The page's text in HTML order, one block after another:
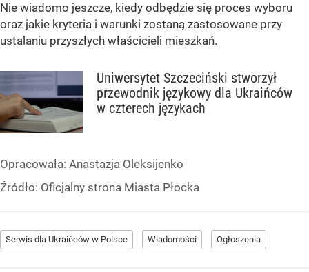
Nie wiadomo jeszcze, kiedy odbędzie się proces wyboru
oraz jakie kryteria i warunki zostaną zastosowane przy
ustalaniu przyszłych właścicieli mieszkań.
Uniwersytet Szczeciński stworzył
przewodnik językowy dla Ukraińców
w czterech językach
Opracowała: Anastazja Oleksijenko
Źródło: Oficjalny strona Miasta Płocka
Serwis dla Ukraińców w Polsce Wiadomości Ogłoszenia